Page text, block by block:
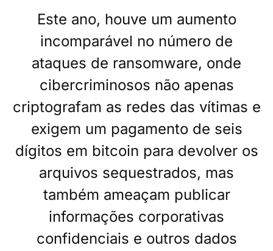
Este ano, houve um aumento
incomparável no número de
ataques de ransomware, onde
cibercriminosos não apenas
criptografam as redes das vítimas e
exigem um pagamento de seis
dígitos em bitcoin para devolver os
arquivos sequestrados, mas
também ameaçam publicar
informações corporativas
confidenciais e outros dados